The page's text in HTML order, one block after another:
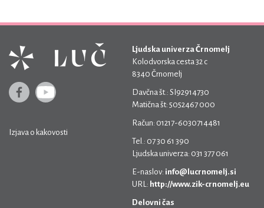
Izjava o kakovosti
Ljudska univerza Črnomelj
Kolodvorska cesta 32 c
8340 Črnomelj
Davčna št.: SI92914730
Matična št: 5052467 000
Račun: 01217-6030714481
Tel.: 07 30 61 390
Ljudska univerza: 031 377 061
E-naslov: info@lucrnomelj.si
URL: http://www.zik-crnomelj.eu
Delovni čas